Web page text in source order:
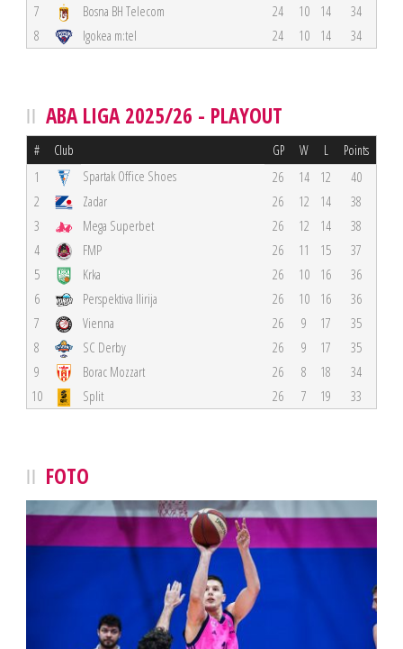
7
Bosna BH Telecom 24 10 14
34
8
Igokea m:tel 24 10 14 34
ABA LIGA 2025/26 - PLAYOUT
# Club GP W L Points
1 Spartak Office Shoes 26 14 12
40
2
Zadar 26 12 14
38
3
Mega Superbet 26 12 14
38
4
FMP 26 11 15
37
5
Krka 26 10 16
36
6
Perspektiva Ilirija 26 10 16
36
7
Vienna 26 9 17
35
8
SC Derby 26 9 17
35
9
Borac Mozzart 26 8 18
34
10
Split 26 7 19 33
FOTO